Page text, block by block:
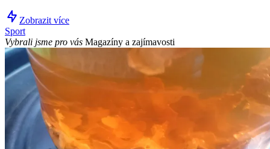
Zobrazit více
Sport
Vybrali jsme pro vás Magazíny a zajímavosti